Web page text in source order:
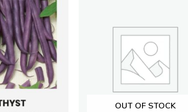
OUT OF STOCK